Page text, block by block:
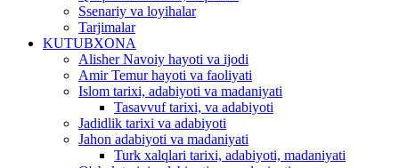
Ssenariy va loyihalar
Tarjimalar
KUTUBXONA
Alisher Navoiy hayoti va ijodi
Amir Temur hayoti va faoliyati
Islom tarixi, adabiyoti va madaniyati
Tasavvuf tarixi, va adabiyoti
Jadidlik tarixi va adabiyoti
Jahon adabiyoti va madaniyati
Turk xalqlari tarixi, adabiyoti, madaniyati